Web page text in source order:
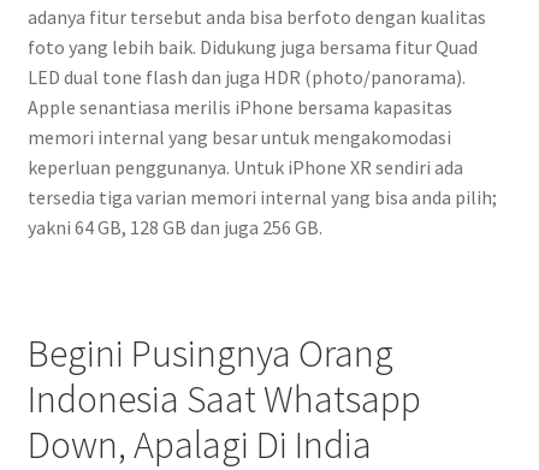
adanya fitur tersebut anda bisa berfoto dengan kualitas
foto yang lebih baik. Didukung juga bersama fitur Quad
LED dual tone flash dan juga HDR (photo/panorama).
Apple senantiasa merilis iPhone bersama kapasitas
memori internal yang besar untuk mengakomodasi
keperluan penggunanya. Untuk iPhone XR sendiri ada
tersedia tiga varian memori internal yang bisa anda pilih;
yakni 64 GB, 128 GB dan juga 256 GB.
Begini Pusingnya Orang
Indonesia Saat Whatsapp
Down, Apalagi Di India